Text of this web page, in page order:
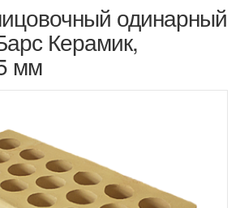
одинарный
Керамик,
мм